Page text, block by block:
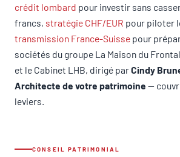
crédit lombard pour investir sans
francs, stratégie CHF/EUR pour piloter
transmission France-Suisse pour
sociétés du groupe La Maison du
et le Cabinet LHB, dirigé parCindy
Architecte de votre patrimoine —
leviers.
CONSEIL PATRIMONIAL